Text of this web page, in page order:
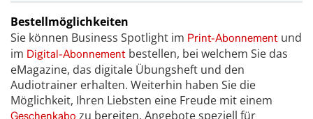
Bestellmöglichkeiten
Sie können Business Spotlight im Print-Abonnement und
im Digital-Abonnement bestellen, bei welchem Sie das
eMagazine, das digitale Übungsheft und den
Audiotrainer erhalten. Weiterhin haben Sie die
Möglichkeit, Ihren Liebsten eine Freude mit einem
Geschenkabo zu bereiten. Angebote speziell für